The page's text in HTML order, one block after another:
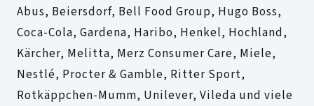
Abus, Beiersdorf, Bell Food Group, Hugo Boss,
Coca-Cola, Gardena, Haribo, Henkel, Hochland,
Kärcher, Melitta, Merz Consumer Care, Miele,
Nestlé, Procter & Gamble, Ritter Sport,
Rotkäppchen-Mumm, Unilever, Vileda und viele